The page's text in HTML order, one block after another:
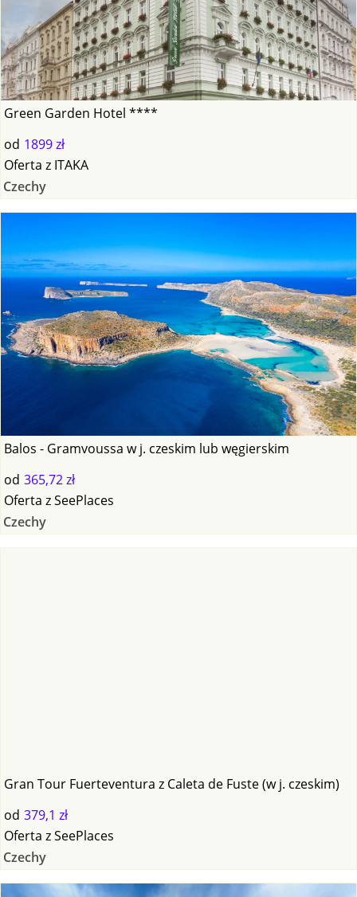
Green Garden Hotel ****
od 1899 zł
Oferta z ITAKA
Czechy
Balos - Gramvoussa w j. czeskim lub węgierskim
od 365,72 zł
Oferta zSeePlaces
Czechy
Gran Tour Fuerteventura z Caleta de Fuste (w j. czeskim)
od 379,1 zł
Oferta zSeePlaces
Czechy